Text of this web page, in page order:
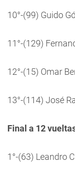
10°-(99) Guido
11°-(129)
12°-(15) Omar
13°-(114) José
Final a 12
1°-(63) Leandro